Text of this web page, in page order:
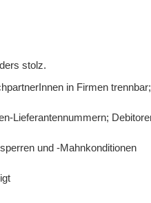
stolz.
in Firmen
Lieferantennummern;
und -Mahnkonditionen